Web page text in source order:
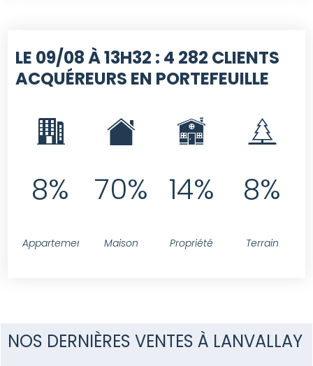
LE 09/08 À 13H32 : 4 282 CLIENTS
ACQUÉREURS EN PORTEFEUILLE
8%
Appartement
70%
Maison
14%
Propriété
8%
Terrain
NOS DERNIÈRES VENTES À LANVALLAY